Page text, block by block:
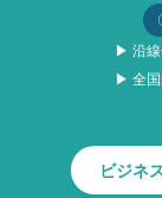
▶ 沿線
▶ 全国
ビジネ